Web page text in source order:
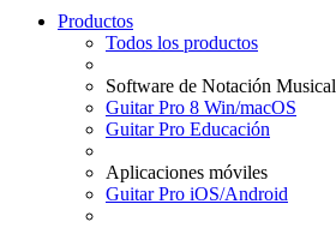
Productos
Todos los productos
Software de Notación Musical
Guitar Pro 8 Win/macOS
Guitar Pro Educación
Aplicaciones móviles
Guitar Pro iOS/Android